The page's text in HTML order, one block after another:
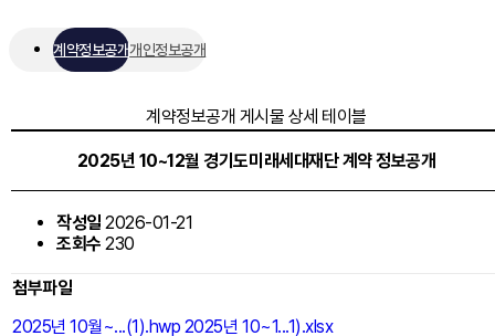
계약정보공개개인정보공개
계약정보공개 게시물 상세 테이블
2025년 10~12월 경기도미래세대재단 계약 정보공개
작성일 2026-01-21
조회수 230
첨부파일
2025년 10월~...(1).hwp 2025년 10~1...1).xlsx